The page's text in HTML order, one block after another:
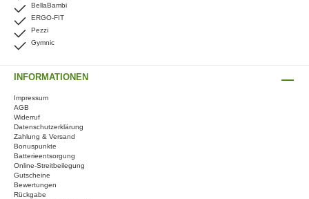
BellaBambi
ERGO-FIT
Pezzi
Gymnic
INFORMATIONEN
Impressum
AGB
Widerruf
Datenschutzerklärung
Zahlung & Versand
Bonuspunkte
Batterieentsorgung
Online-Streitbeilegung
Gutscheine
Bewertungen
Rückgabe